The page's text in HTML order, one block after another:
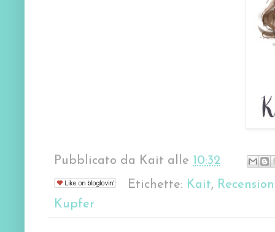
Pubblicato da Kait alle 10:32
Etichette: Kait,
Kupfer